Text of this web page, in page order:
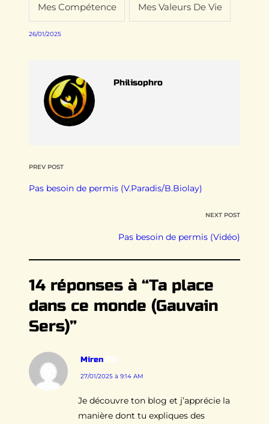
Mes Compétence Mes Valeurs De Vie
26/01/2025
Philisophro
PREV POST
Pas besoin de permis (V.Paradis/B.Biolay)
NEXT POST
Pas besoin de permis (Vidéo)
14 réponses à “Ta place
dans ce monde (Gauvain
Sers)”
Miren Dit :
27/01/2025 à 9:14 AM
Je découvre ton blog et j’apprécie la
manière dont tu expliques des